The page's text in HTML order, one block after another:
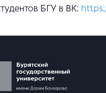
БГУ в ВК: